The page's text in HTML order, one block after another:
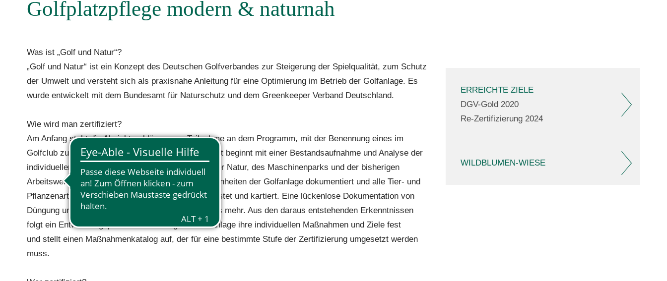
Golfplatzpflege modern & naturnah
Was ist „Golf und Natur“?
„Golf und Natur“ ist ein Konzept des Deutschen Golfverbandes zur Steigerung der Spielqualität, zum Schutz
der Umwelt und versteht sich als praxisnahe Anleitung für eine Optimierung im Betrieb der Golfanlage. Es
wurde entwickelt mit dem Bundesamt für Naturschutz und dem Greenkeeper Verband Deutschland.
Wie wird man zertifiziert?
Am Anfang steht die Absichtserklärung zur Teilnahme an dem Programm, mit der Benennung eines im
Golfclub zuständigen Teams. Die Projektarbeit selbst beginnt mit einer Bestandsaufnahme und Analyse der
individuellen Gegebenheiten, wie die des Platzes, der Natur, des Maschinenparks und der bisherigen
Arbeitsweisen. Es werden etwa landschaftliche Eigenheiten der Golfanlage dokumentiert und alle Tier- und
Pflanzenarten, die es auf dem Golfplatz gibt, aufgelistet und kartiert. Eine lückenlose Dokumentation von
Düngung und Pflanzenschutz ist gefordert und vieles mehr. Aus den daraus entstehenden Erkenntnissen
folgt ein Entwicklungsplan. In diesem legt die Golfanlage ihre individuellen Maßnahmen und Ziele fest
und stellt einen Maßnahmenkatalog auf, der für eine bestimmte Stufe der Zertifizierung umgesetzt werden
muss.
ERREICHTE ZIELE
DGV-Gold 2020
Re-Zertifizierung 2024
WILDBLUMEN-WIESE